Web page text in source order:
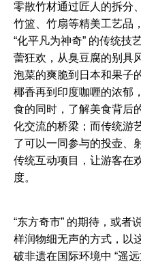
零散竹材通过匠人的拆分
竹篮、竹扇等精美工艺品
“化平凡为神奇” 的传统技
蕾狂欢，从臭豆腐的别具
泡菜的爽脆到日本和果子
椰香再到印度咖喱的浓郁
食的同时，了解美食背后
化交流的桥梁；而传统游
了可以一同参与的投壶、
传统互动项目，让游客在
度。
“东方奇市” 的期待，或者
样润物细无声的方式，以
破非遗在国际环境中 “遥